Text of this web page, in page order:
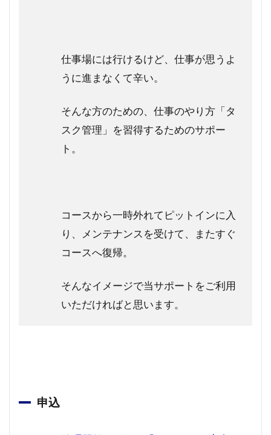
仕事場には行けるけど、仕事が思うよ
うに進まなくて辛い。
そんな方のための、仕事のやり方「タ
スク管理」を習得するためのサポー
ト。
コースから一時外れてピットインに入
り、メンテナンスを受けて、またすぐ
コースへ復帰。
そんなイメージで当サポートをご利用
いただければと思います。
申込